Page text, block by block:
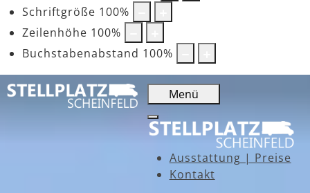
Schriftgröße 100%
Zeilenhöhe 100%
Buchstabenabstand 100%
Menü
Ausstattung | Preise
Kontakt